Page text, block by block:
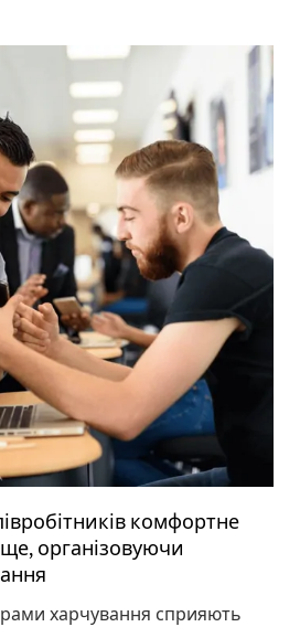
комфортне
організовуючи
харчування сприяють